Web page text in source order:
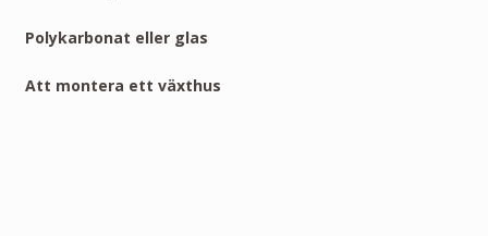
Polykarbonat eller glas
Att montera ett växthus